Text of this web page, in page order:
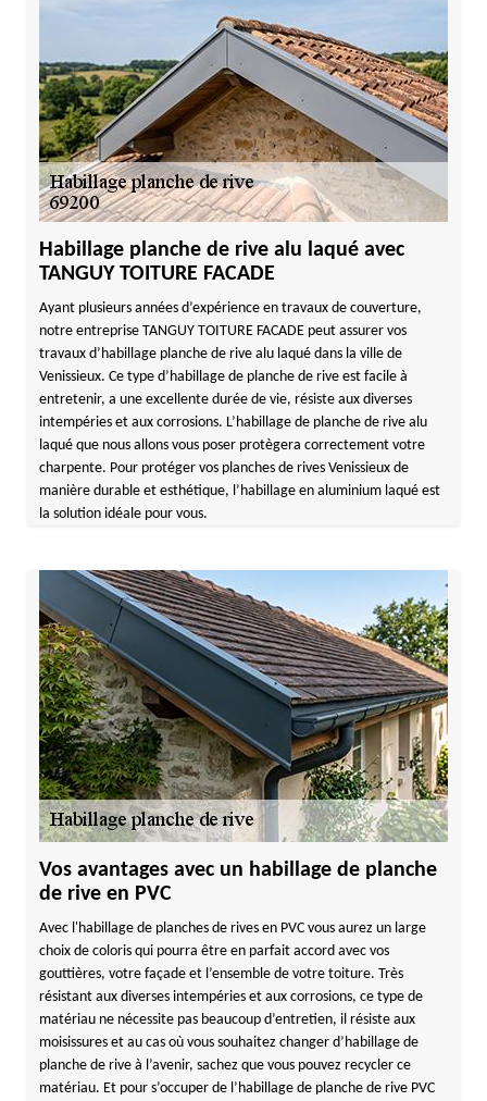
Habillage planche de rive alu laqué avec
TANGUY TOITURE FACADE
Ayant plusieurs années d’expérience en travaux de couverture,
notre entreprise TANGUY TOITURE FACADE peut assurer vos
travaux d’habillage planche de rive alu laqué dans la ville de
Venissieux. Ce type d’habillage de planche de rive est facile à
entretenir, a une excellente durée de vie, résiste aux diverses
intempéries et aux corrosions. L’habillage de planche de rive alu
laqué que nous allons vous poser protègera correctement votre
charpente. Pour protéger vos planches de rives Venissieux de
manière durable et esthétique, l’habillage en aluminium laqué est
la solution idéale pour vous.
Vos avantages avec un habillage de planche
de rive en PVC
Avec l'habillage de planches de rives en PVC vous aurez un large
choix de coloris qui pourra être en parfait accord avec vos
gouttières, votre façade et l’ensemble de votre toiture. Très
résistant aux diverses intempéries et aux corrosions, ce type de
matériau ne nécessite pas beaucoup d’entretien, il résiste aux
moisissures et au cas où vous souhaitez changer d’habillage de
planche de rive à l’avenir, sachez que vous pouvez recycler ce
matériau. Et pour s’occuper de l’habillage de planche de rive PVC